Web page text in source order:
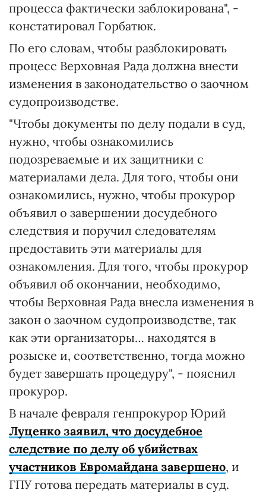
процесса фактически заблокирована", -
констатировал Горбатюк.
По его словам, чтобы разблокировать
процесс Верховная Рада должна внести
изменения в законодательство о заочном
судопроизводстве.
"Чтобы документы по делу подали в суд,
нужно, чтобы ознакомились
подозреваемые и их защитники с
материалами дела. Для того, чтобы они
ознакомились, нужно, чтобы прокурор
объявил о завершении досудебного
следствия и поручил следователям
предоставить эти материалы для
ознакомления. Для того, чтобы прокурор
объявил об окончании, необходимо,
чтобы Верховная Рада внесла изменения в
закон о заочном судопроизводстве, так
как эти организаторы… находятся в
розыске и, соответственно, тогда можно
будет завершать процедуру", - пояснил
прокурор.
В начале февраля генпрокурор Юрий
Луценко заявил, что досудебное
следствие по делу об убийствах
участников Евромайдана завершено, и
ГПУ готова передать материалы в суд.